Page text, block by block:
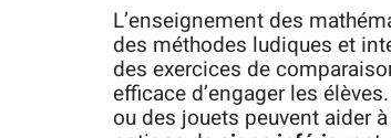
L’enseignement des
des méthodes ludiques et
des exercices de
efficace d’engager les
ou des jouets peuvent aider